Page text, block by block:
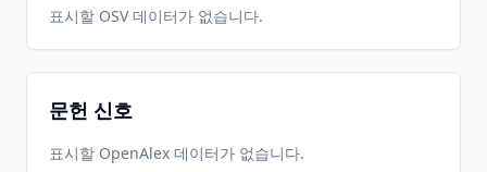
표시할 OSV 데이터가 없습니다.
문헌 신호
표시할 OpenAlex 데이터가 없습니다.